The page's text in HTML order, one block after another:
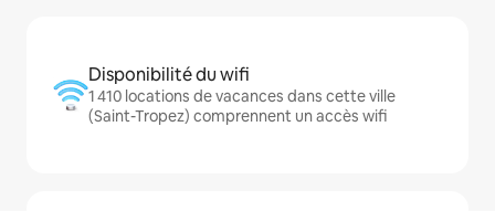
Disponibilité du wifi
1 410 locations de vacances dans cette ville
(Saint-Tropez) comprennent un accès wifi